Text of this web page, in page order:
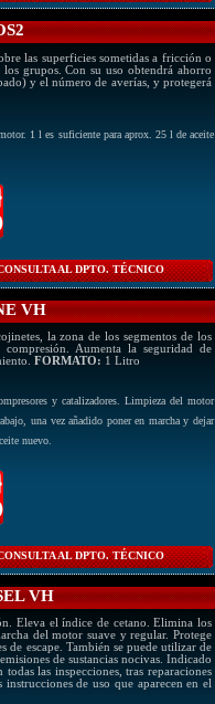
las superficies sometidas a fricción o
grupos. Con su uso obtendrá ahorro
y el número de averías, y protegerá
1 l es suficiente para aprox. 25 l de aceite
AL DPTO. TÉCNICO
VH
la zona de los segmentos de los
Aumenta la seguridad de
FORMATO: 1 Litro
y catalizadores. Limpieza del motor
una vez añadido poner en marcha y dejar
nuevo.
AL DPTO. TÉCNICO
VH
Eleva el índice de cetano. Elimina los
del motor suave y regular. Protege
de escape. También se puede utilizar de
de sustancias nocivas. Indicado
las inspecciones, tras reparaciones
de uso que aparecen en el